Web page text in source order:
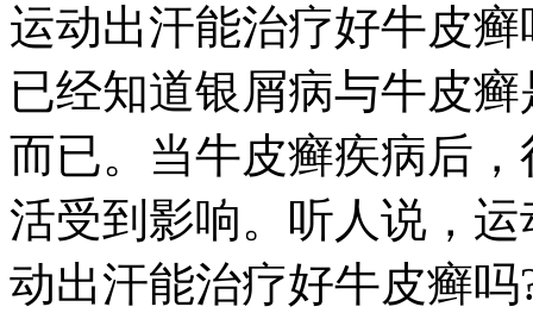
运动出汗能治疗好牛皮
已经知道银屑病与牛皮
而已。当牛皮癣疾病后
活受到影响。听人说，
动出汗能治疗好牛皮癣